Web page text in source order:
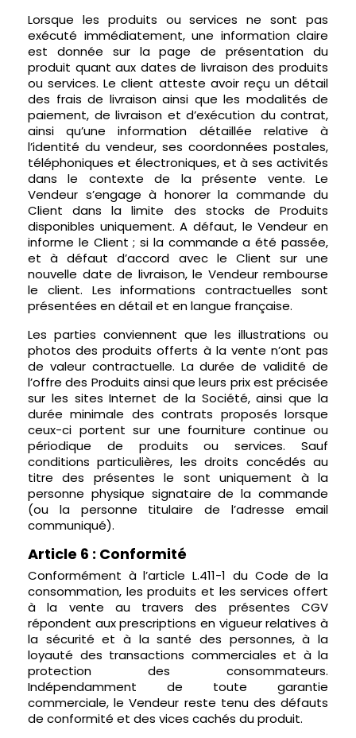
Lorsque les produits ou services ne sont pas
exécuté immédiatement, une information claire
est donnée sur la page de présentation du
produit quant aux dates de livraison des produits
ou services. Le client atteste avoir reçu un détail
des frais de livraison ainsi que les modalités de
paiement, de livraison et d’exécution du contrat,
ainsi qu’une information détaillée relative à
l’identité du vendeur, ses coordonnées postales,
téléphoniques et électroniques, et à ses activités
dans le contexte de la présente vente. Le
Vendeur s’engage à honorer la commande du
Client dans la limite des stocks de Produits
disponibles uniquement. A défaut, le Vendeur en
informe le Client ; si la commande a été passée,
et à défaut d’accord avec le Client sur une
nouvelle date de livraison, le Vendeur rembourse
le client. Les informations contractuelles sont
présentées en détail et en langue française.
Les parties conviennent que les illustrations ou
photos des produits offerts à la vente n’ont pas
de valeur contractuelle. La durée de validité de
l’offre des Produits ainsi que leurs prix est précisée
sur les sites Internet de la Société, ainsi que la
durée minimale des contrats proposés lorsque
ceux-ci portent sur une fourniture continue ou
périodique de produits ou services. Sauf
conditions particulières, les droits concédés au
titre des présentes le sont uniquement à la
personne physique signataire de la commande
(ou la personne titulaire de l’adresse email
communiqué).
Article 6 : Conformité
Conformément à l’article L.411-1 du Code de la
consommation, les produits et les services offert
à la vente au travers des présentes CGV
répondent aux prescriptions en vigueur relatives à
la sécurité et à la santé des personnes, à la
loyauté des transactions commerciales et à la
protection des consommateurs.
Indépendamment de toute garantie
commerciale, le Vendeur reste tenu des défauts
de conformité et des vices cachés du produit.